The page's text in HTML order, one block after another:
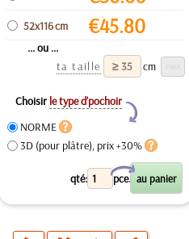
52x116 cm €45.80
... ou ...
ta taille
cm
Choisir le type d’pochoir
Y
NORME
3D (pour plâtre), prix +30%
qté: pce.
X